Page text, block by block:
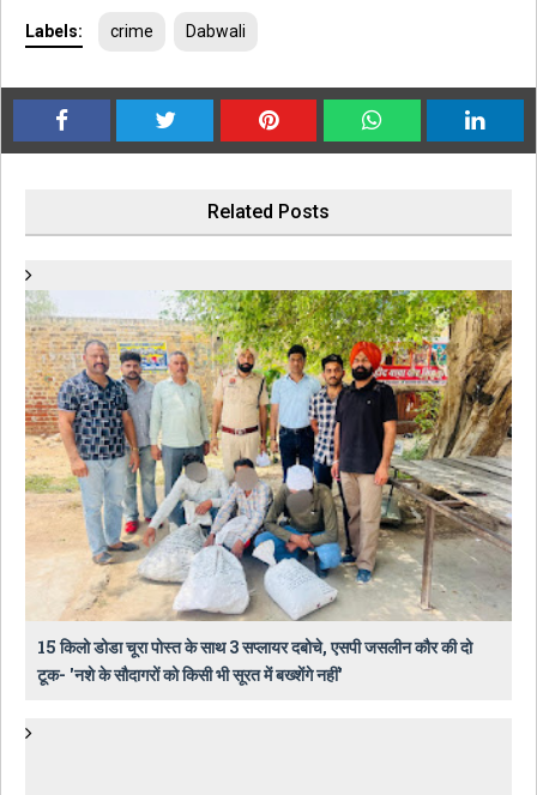
Labels: crime Dabwali
Related Posts
15 किलो डोडा चूरा पोस्त के साथ 3 सप्लायर दबोचे, एसपी जसलीन कौर की दो
टूक- 'नशे के सौदागरों को किसी भी सूरत में बख्शेंगे नहीं'